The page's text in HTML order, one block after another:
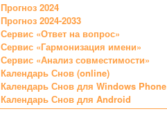
Прогноз 2024
Прогноз 2024-2033
Сервис «Ответ на вопрос»
Сервис «Гармонизация имени»
Сервис «Анализ совместимости»
Календарь Снов (online)
Календарь Снов для Windows Phone
Календарь Снов для Android